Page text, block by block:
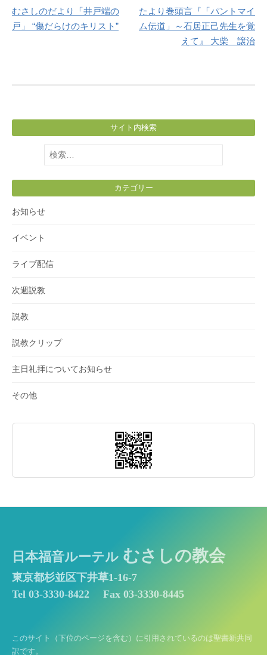
navigation
むさしのだより「井戸端の
戸」 “傷だらけのキリスト”
たより巻頭言『「パントマイ
ム伝道」～石居正己先生を覚
えて』 大柴 譲治
サイト内検索
検
索:
カテゴリー
お知らせ
イベント
ライブ配信
次週説教
説教
説教クリップ
主日礼拝についてお知らせ
その他
日本福音ルーテル むさしの教会
東京都杉並区下井草1-16-7
Tel 03-3330-8422
Fax 03-3330-8445
このサイト（下位のページを含む）に引用されているのは聖書新共同
訳です。